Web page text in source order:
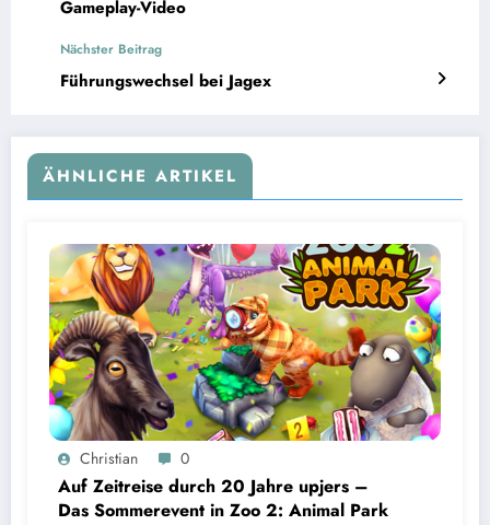
Gameplay-Video
Nächster Beitrag
Führungswechsel bei Jagex
ÄHNLICHE ARTIKEL
Christian 0
Auf Zeitreise durch 20 Jahre upjers –
Das Sommerevent in Zoo 2: Animal Park